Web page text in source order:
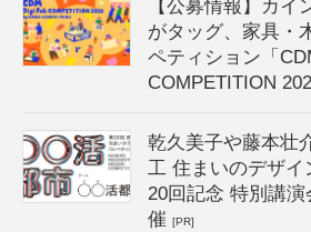
【公募情報】カ
がタッグ、家具・
ペティション「
COMPETITION
乾久美子や藤本壮
工 住まいのデザイ
20回記念 特別講
催[PR]